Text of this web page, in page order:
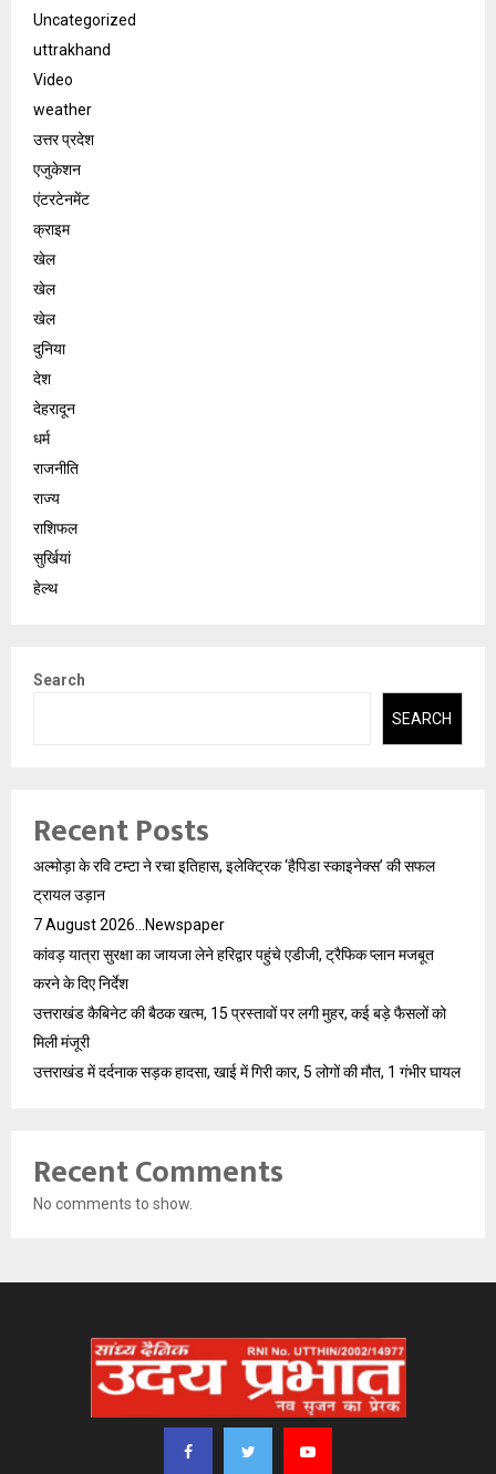
Uncategorized
uttrakhand
Video
weather
उत्तर प्रदेश
एजुकेशन
एंटरटेनमेंट
क्राइम
खेल
खेल
खेल
दुनिया
देश
देहरादून
धर्म
राजनीति
राज्य
राशिफल
सुर्खियां
हेल्थ
Search
SEARCH
Recent Posts
अल्मोड़ा के रवि टम्टा ने रचा इतिहास, इलेक्ट्रिक ‘हैपिडा स्काइनेक्स’ की सफल
ट्रायल उड़ान
7 August 2026…Newspaper
कांवड़ यात्रा सुरक्षा का जायजा लेने हरिद्वार पहुंचे एडीजी, ट्रैफिक प्लान मजबूत
करने के दिए निर्देश
उत्तराखंड कैबिनेट की बैठक खत्म, 15 प्रस्तावों पर लगी मुहर, कई बड़े फैसलों को
मिली मंजूरी
उत्तराखंड में दर्दनाक सड़क हादसा, खाई में गिरी कार, 5 लोगों की मौत, 1 गंभीर घायल
Recent Comments
No comments to show.